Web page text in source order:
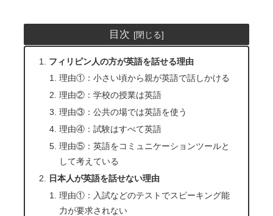
目次
フィリピン人の方が英語を話せる理由
理由①：小さい頃から親が英語で話しかける
理由②：学校の授業は英語
理由③：公共の場では英語を使う
理由④：試験はすべて英語
理由⑤：英語をコミュニケーションツールと
して考えている
日本人が英語を話せない理由
理由①：入試などのテストでスピーキング能
力が要求されない